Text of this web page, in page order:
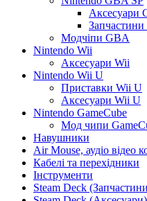
Аксесуари
Модчіпи GBA
Nintendo Wii
Аксесуари Wii
Nintendo Wii U
Приставки Wii U
Аксесуари Wii U
Nintendo GameCube
Мод чипи
Навушники
Air Mouse, аудіо відео
Кабелі та перехідники
Інструменти
Steam Deck